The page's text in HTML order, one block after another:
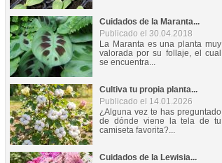
Cuidados de la Maranta...
Publicado el 30.04.2018
La Maranta es una planta muy
valorada por su follaje, el cual
se encuentra...
Cultiva tu propia planta...
Publicado el 14.01.2026
¿Alguna vez te has preguntado
de dónde viene la tela de tu
camiseta favorita?...
Cuidados de la Lewisia...